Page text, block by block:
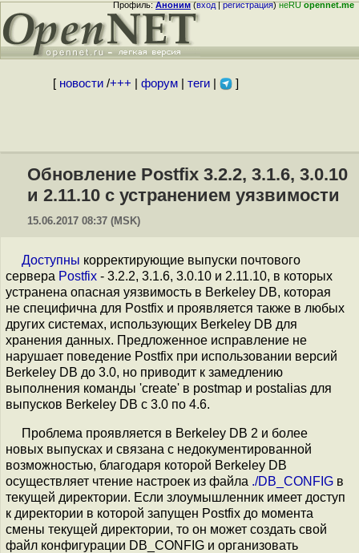
Профиль:Аноним(вход|регистрация)неRUopennet.me
[ новости/+++ форум| теги| ]
Обновление Postfix 3.2.2, 3.1.6, 3.0.10
и 2.11.10 с устранением уязвимости
15.06.2017 08:37 (MSK)
Доступны корректирующие выпуски почтового
сервера Postfix - 3.2.2, 3.1.6, 3.0.10 и 2.11.10, в которых
устранена опасная уязвимость в Berkeley DB, которая
не специфична для Postfix и проявляется также в любых
других системах, использующих Berkeley DB для
хранения данных. Предложенное исправление не
нарушает поведение Postfix при использовании версий
Berkeley DB до 3.0, но приводит к замедлению
выполнения команды 'create' в postmap и postalias для
выпусков Berkeley DB с 3.0 по 4.6.
Проблема проявляется в Berkeley DB 2 и более
новых выпусках и связана с недокументированной
возможностью, благодаря которой Berkeley DB
осуществляет чтение настроек из файла ./DB_CONFIG в
текущей директории. Если злоумышленник имеет доступ
к директории в которой запущен Postfix до момента
смены текущей директории, то он может создать свой
файл конфигурации DB_CONFIG и организовать